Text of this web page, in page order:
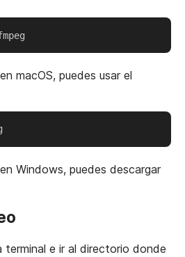
macOS, puedes usar el
Windows, puedes descargar
terminal e ir al directorio donde